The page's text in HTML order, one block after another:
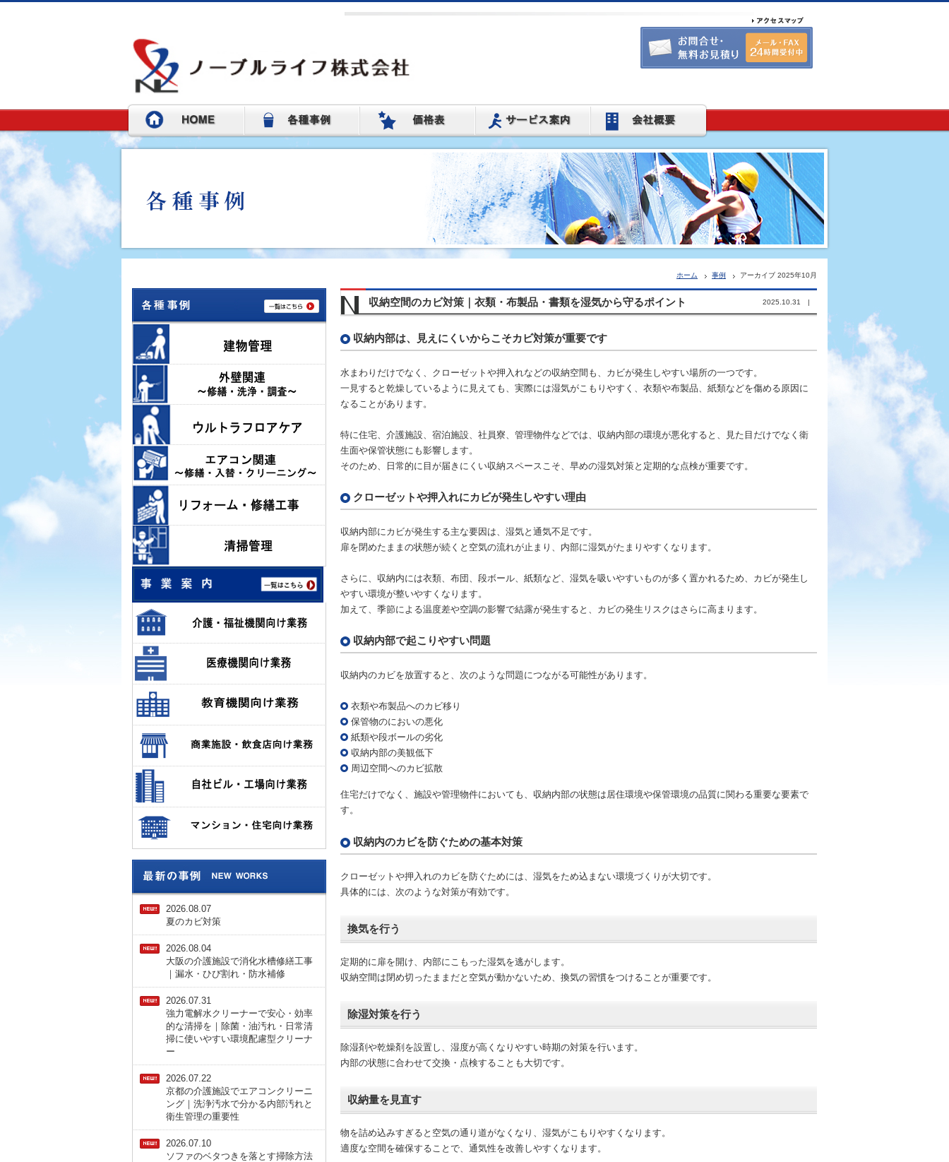
ホーム 事例 アーカイブ 2025年10月
収納空間のカビ対策｜衣類・布製品・書類を湿気から守るポイント 2025.10.31 |
収納内部は、見えにくいからこそカビ対策が重要です
水まわりだけでなく、クローゼットや押入れなどの収納空間も、カビが発生しやすい場所の一つです。
一見すると乾燥しているように見えても、実際には湿気がこもりやすく、衣類や布製品、紙類などを傷める原因に
なることがあります。
特に住宅、介護施設、宿泊施設、社員寮、管理物件などでは、収納内部の環境が悪化すると、見た目だけでなく衛
生面や保管状態にも影響します。
そのため、日常的に目が届きにくい収納スペースこそ、早めの湿気対策と定期的な点検が重要です。
クローゼットや押入れにカビが発生しやすい理由
収納内部にカビが発生する主な要因は、湿気と通気不足です。
扉を閉めたままの状態が続くと空気の流れが止まり、内部に湿気がたまりやすくなります。
さらに、収納内には衣類、布団、段ボール、紙類など、湿気を吸いやすいものが多く置かれるため、カビが発生し
やすい環境が整いやすくなります。
加えて、季節による温度差や空調の影響で結露が発生すると、カビの発生リスクはさらに高まります。
収納内部で起こりやすい問題
収納内のカビを放置すると、次のような問題につながる可能性があります。
衣類や布製品へのカビ移り
保管物のにおいの悪化
紙類や段ボールの劣化
収納内部の美観低下
周辺空間へのカビ拡散
住宅だけでなく、施設や管理物件においても、収納内部の状態は居住環境や保管環境の品質に関わる重要な要素で
す。
収納内のカビを防ぐための基本対策
クローゼットや押入れのカビを防ぐためには、湿気をため込まない環境づくりが大切です。
具体的には、次のような対策が有効です。
換気を行う
定期的に扉を開け、内部にこもった湿気を逃がします。
収納空間は閉め切ったままだと空気が動かないため、換気の習慣をつけることが重要です。
除湿対策を行う
除湿剤や乾燥剤を設置し、湿度が高くなりやすい時期の対策を行います。
内部の状態に合わせて交換・点検することも大切です。
収納量を見直す
物を詰め込みすぎると空気の通り道がなくなり、湿気がこもりやすくなります。
適度な空間を確保することで、通気性を改善しやすくなります。
2026.08.07
夏のカビ対策
2026.08.04
大阪の介護施設で消化水槽修繕工事
｜漏水・ひび割れ・防水補修
2026.07.31
強力電解水クリーナーで安心・効率
的な清掃を｜除菌・油汚れ・日常清
掃に使いやすい環境配慮型クリーナ
ー
2026.07.22
京都の介護施設でエアコンクリーニ
ング｜洗浄汚水で分かる内部汚れと
衛生管理の重要性
2026.07.10
ソファのベタつきを落とす掃除方法